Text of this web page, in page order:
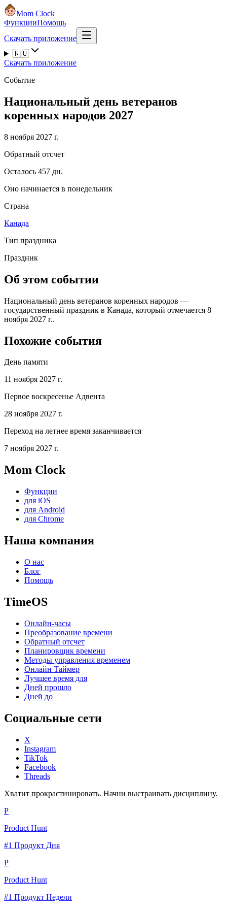
Mom Clock
ФункцииПомощь
Скачать приложение
🇷🇺
Скачать приложение
Событие
Национальный день ветеранов
коренных народов 2027
8 ноября 2027 г.
Обратный отсчет
Осталось 457 дн.
Оно начинается в понедельник
Страна
Канада
Тип праздника
Праздник
Об этом событии
Национальный день ветеранов коренных народов —
государственный праздник в Канада, который отмечается 8
ноября 2027 г..
Похожие события
День памяти
11 ноября 2027 г.
Первое воскресенье Адвента
28 ноября 2027 г.
Переход на летнее время заканчивается
7 ноября 2027 г.
Mom Clock
Функции
для iOS
для Android
для Chrome
Наша компания
О нас
Блог
Помощь
TimeOS
Онлайн-часы
Преобразование времени
Обратный отсчет
Планировщик времени
Методы управления временем
Онлайн Таймер
Лучшее время для
Дней прошло
Дней до
Социальные сети
X
Instagram
TikTok
Facebook
Threads
Хватит прокрастинировать. Начни выстраивать дисциплину.
P
Product Hunt
#1 Продукт Дня
P
Product Hunt
#1 Продукт Недели